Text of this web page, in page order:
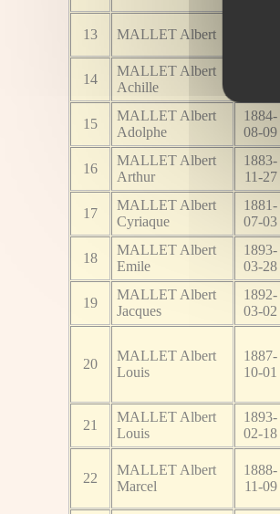
13 MALLET Albert
14
MALLET Albert
Achille
15
MALLET Albert
Adolphe
1884-
08-09
16
MALLET Albert
Arthur
1883-
11-27
17
MALLET Albert
Cyriaque
1881-
07-03
18
MALLET Albert
Emile
1893-
03-28
19
MALLET Albert
Jacques
1892-
03-02
20
MALLET Albert
Louis
1887-
10-01
21
MALLET Albert
Louis
1893-
02-18
22
MALLET Albert
Marcel
1888-
11-09